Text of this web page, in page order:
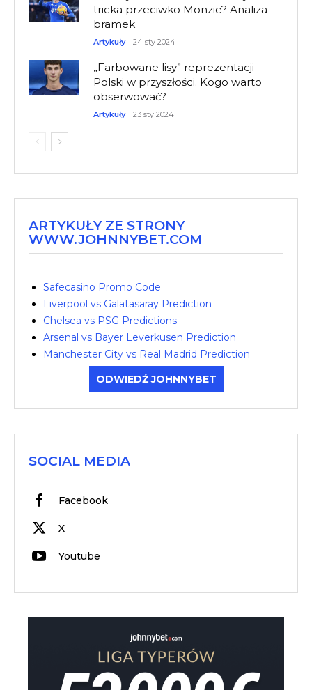
tricka przeciwko Monzie? Analiza
bramek
Artykuły 24 sty 2024
„Farbowane lisy” reprezentacji
Polski w przyszłości. Kogo warto
obserwować?
Artykuły 23 sty 2024
ARTYKUŁY ZE STRONY
WWW.JOHNNYBET.COM
Safecasino Promo Code
Liverpool vs Galatasaray Prediction
Chelsea vs PSG Predictions
Arsenal vs Bayer Leverkusen Prediction
Manchester City vs Real Madrid Prediction
ODWIEDŹ JOHNNYBET
SOCIAL MEDIA
Facebook
X
Youtube